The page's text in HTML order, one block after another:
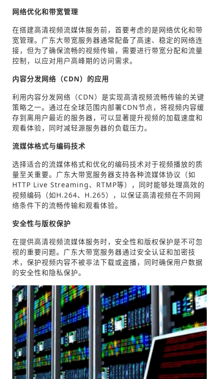
网络优化和带宽管理
在搭建高清视频流媒体服务前，首要考虑的是网络优化和带
宽管理。广东大带宽服务器通常配备了高速、稳定的网络连
接，但为了确保流畅的视频传输，需要进行带宽分配和流量
控制，以应对用户高峰期的访问需求。
内容分发网络（CDN）的应用
利用内容分发网络（CDN）是实现高清视频流畅传输的关键
策略之一。通过在全球范围内部署CDN节点，将视频内容缓
存到离用户最近的服务器，可以显著提升视频的加载速度和
观看体验，同时减轻源服务器的负载压力。
流媒体格式与编码技术
选择适合的流媒体格式和优化的编码技术对于视频播放的质
量至关重要。广东大带宽服务器支持各种流媒体协议（如
HTTP Live Streaming、RTMP等），同时能够处理高效的
视频编码（如H.264、H.265），以保证高清视频在不同网
络条件下的流畅传输和观看体验。
安全性与版权保护
在提供高清视频流媒体服务时，安全性和版权保护是不可忽
视的重要问题。广东大带宽服务器通过安全认证和加密技
术，保护视频内容不被非法下载或盗播，同时确保用户数据
的安全性和隐私保护。